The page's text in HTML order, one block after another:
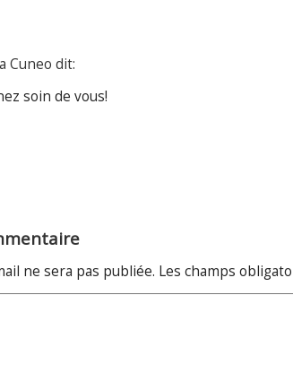
Cuneo dit:
soin de vous!
ne sera pas publiée. Les champs